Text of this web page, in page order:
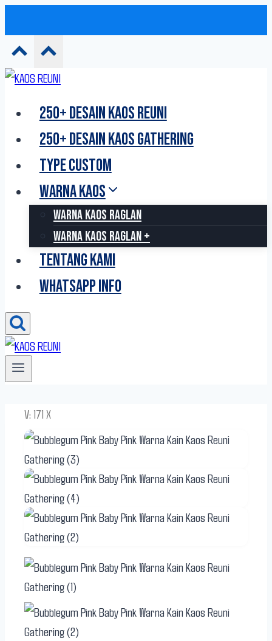
Skip
content
250+ DESAIN KAOS REUNI
250+ DESAIN KAOS GATHERING
TYPE CUSTOM
WARNA KAOS
WARNA KAOS RAGLAN
WARNA KAOS RAGLAN +
TENTANG KAMI
WHATSAPP INFO
V: 171 X